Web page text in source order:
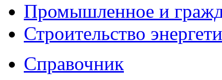
Промышленное и
Строительство
Справочник